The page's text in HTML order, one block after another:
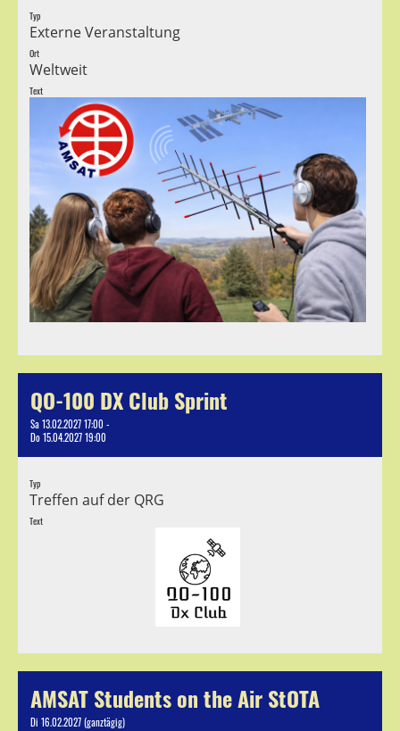
Typ
Externe Veranstaltung
Ort
Weltweit
Text
QO-100 DX Club Sprint
Sa 13.02.2027 17:00 -
Do 15.04.2027 19:00
Typ
Treffen auf der QRG
Text
AMSAT Students on the Air StOTA
Di 16.02.2027 (ganztägig)